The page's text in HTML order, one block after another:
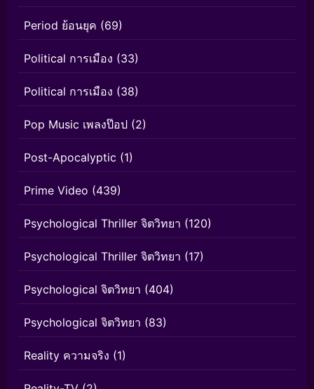
Period ย้อนยุค (69)
Political การเมือง (33)
Political การเมือง (38)
Pop Music เพลงป๊อป (2)
Post-Apocalyptic (1)
Prime Video (439)
Psychological Thriller จิตวิทยา (120)
Psychological Thriller จิตวิทยา (17)
Psychological จิตวิทยา (404)
Psychological จิตวิทยา (83)
Reality ความจริง (1)